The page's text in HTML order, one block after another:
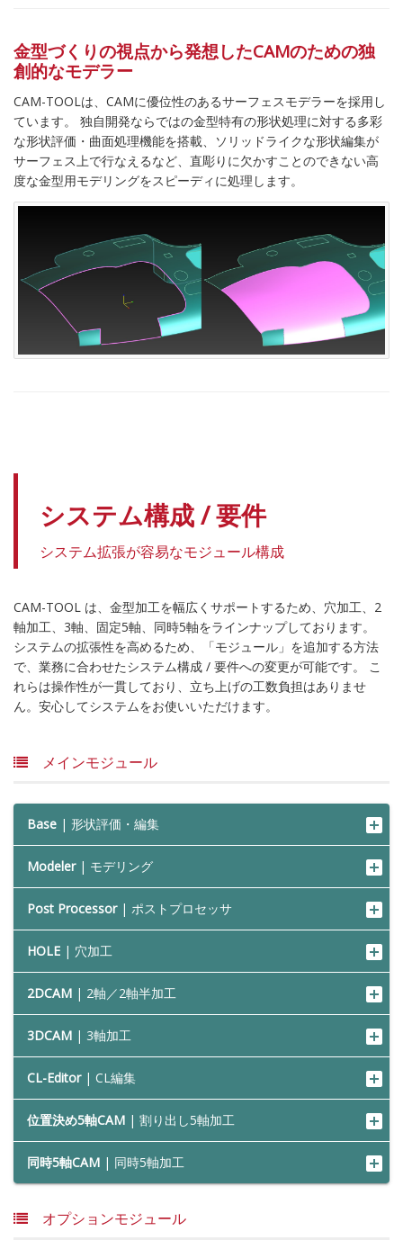
金型づくりの視点から発想したCAMのための独
創的なモデラー
CAM-TOOLは、CAMに優位性のあるサーフェスモデラーを採用し
ています。 独自開発ならではの金型特有の形状処理に対する多彩
な形状評価・曲面処理機能を搭載、ソリッドライクな形状編集が
サーフェス上で行なえるなど、直彫りに欠かすことのできない高
度な金型用モデリングをスピーディに処理します。
システム構成 / 要件
システム拡張が容易なモジュール構成
CAM-TOOL は、金型加工を幅広くサポートするため、穴加工、2
軸加工、3軸、固定5軸、同時5軸をラインナップしております。
システムの拡張性を高めるため、「モジュール」を追加する方法
で、業務に合わせたシステム構成 / 要件への変更が可能です。 こ
れらは操作性が一貫しており、立ち上げの工数負担はありませ
ん。安心してシステムをお使いいただけます。
メインモジュール
Base | 形状評価・編集
Modeler| モデリング
Post Processor| ポストプロセッサ
HOLE | 穴加工
2DCAM | 2軸／2軸半加工
3DCAM | 3軸加工
CL-Editor| CL編集
位置決め5軸CAM | 割り出し5軸加工
同時5軸CAM | 同時5軸加工
オプションモジュール